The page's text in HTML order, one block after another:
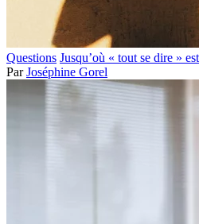
Questions Jusqu’où « tout se dire »
Par Joséphine Gorel